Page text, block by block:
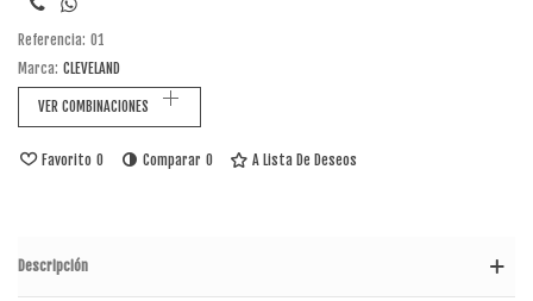
Referencia: 01
Marca: CLEVELAND
VER COMBINACIONES
Favorito 0 Comparar 0 A Lista De Deseos
Descripción